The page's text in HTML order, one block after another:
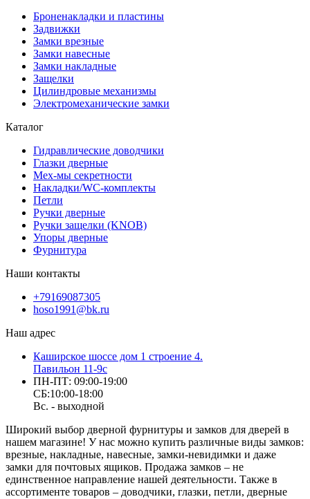
Броненакладки и пластины
Задвижки
Замки врезные
Замки навесные
Замки накладные
Защелки
Цилиндровые механизмы
Электромеханические замки
Каталог
Гидравлические доводчики
Глазки дверные
Мех-мы секретности
Накладки/WC-комплекты
Петли
Ручки дверные
Ручки защелки (KNOB)
Упоры дверные
Фурнитура
Наши контакты
+79169087305
hoso1991@bk.ru
Наш адрес
Каширское шоссе дом 1 строение 4.
Павильон 11-9с
ПН-ПТ: 09:00-19:00
СБ:10:00-18:00
Вс. - выходной
Широкий выбор дверной фурнитуры и замков для дверей в
нашем магазине! У нас можно купить различные виды замков:
врезные, накладные, навесные, замки-невидимки и даже
замки для почтовых ящиков. Продажа замков – не
единственное направление нашей деятельности. Также в
ассортименте товаров – доводчики, глазки, петли, дверные